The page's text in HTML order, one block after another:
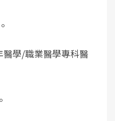
學/職業醫學專科醫